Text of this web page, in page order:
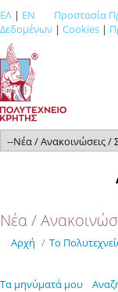
ΕΛ | EN
Προστασία
Δεδομένων | Cookies |
Νέα /
Αρχή / Το
Τα μηνύματά μου